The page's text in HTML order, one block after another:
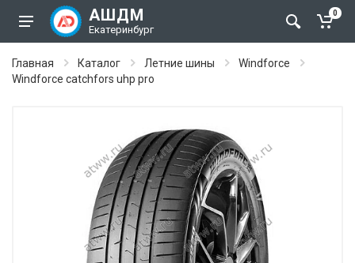
АШДМ
Екатеринбург
0
Главная Каталог Летние шины
Windforce
Windforce catchfors uhp pro